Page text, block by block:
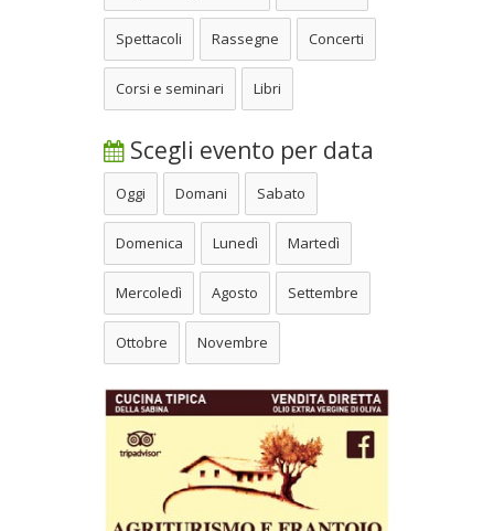
Spettacoli Rassegne Concerti
Corsi e seminari Libri
Scegli evento per data
Oggi Domani Sabato
Domenica Lunedì Martedì
Mercoledì Agosto Settembre
Ottobre Novembre